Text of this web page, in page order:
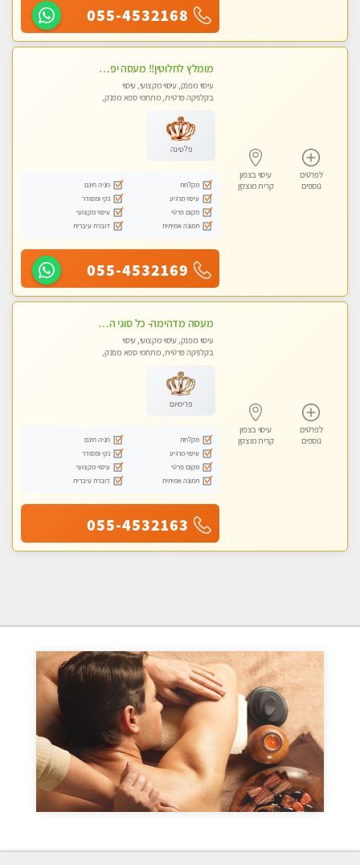
055-4532168
לפרטים
נוספים
עיסוי בצפון
קרית מוצקין
מומלץ לחלוטין!! מעסה יפה איכותית מקצועית ומפנקת מאוד.פרטי.מומלץ בחום.
עיסוי מפנק, עיסוי מקצועי, עיסוי
בקלניקה פרטית, מתחמי ספא מפנק,
פלטינה
מקלחת
חניה חינם
עיסוי מרגיע
נקי ומסודר
מקום פרטי
עיסוי מקצועי
תמונה אמיתית
דוברת עיברית
055-4532169
לפרטים
נוספים
עיסוי בצפון
קרית מוצקין
מעסה מדהימה- כל סוגי העיסויים מעסה מקצועית ואיכותית פרטי!!! לחוויה בלתי נשכחת!!
עיסוי מפנק, עיסוי מקצועי, עיסוי
בקלניקה פרטית, מתחמי ספא מפנק,
פרימיום
מקלחת
חניה חינם
עיסוי מרגיע
נקי ומסודר
מקום פרטי
עיסוי מקצועי
תמונה אמיתית
דוברת עיברית
055-4532163